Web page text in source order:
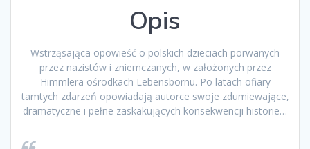
Opis
Wstrząsająca opowieść o polskich dzieciach porwanych
przez nazistów i zniemczanych, w założonych przez
Himmlera ośrodkach Lebensbornu. Po latach ofiary
tamtych zdarzeń opowiadają autorce swoje zdumiewające,
dramatyczne i pełne zaskakujących konsekwencji historie…